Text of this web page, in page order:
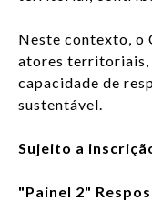
Neste contexto, o
atores territoriais,
capacidade de
sustentável.
Sujeito a
"Painel 2"